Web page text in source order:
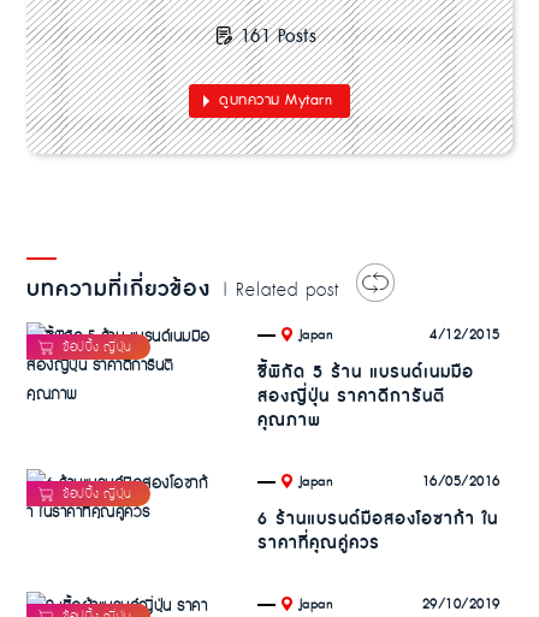
161 Posts
ดูบทความ Mytarn
บทความที่เกี่ยวข้อง | Related post
. Japan 4/12/2015
ชี้พิกัด 5 ร้าน แบรนด์เนมมือ
สองญี่ปุ่น ราคาดีการันตี
คุณภาพ
. Japan 16/05/2016
6 ร้านแบรนด์มือสองโอซาก้า ใน
ราคาที่คุณคู่ควร
. Japan 29/10/2019